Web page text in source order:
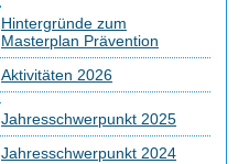
Hintergründe zum
Masterplan Prävention
Aktivitäten 2026
Jahresschwerpunkt 2025
Jahresschwerpunkt 2024